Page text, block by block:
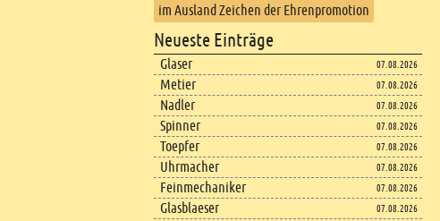
im Ausland Zeichen der Ehrenpromotion
Footer content
Neueste Einträge
Glaser 07.08.2026
Metier 07.08.2026
Nadler 07.08.2026
Spinner 07.08.2026
Toepfer 07.08.2026
Uhrmacher 07.08.2026
Feinmechaniker 07.08.2026
Glasblaeser 07.08.2026